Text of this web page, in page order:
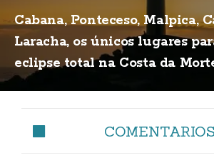
Cabana, Ponteceso, Malpica,
Laracha, os únicos lugares
eclipse total na Costa da
COMENTARIOS